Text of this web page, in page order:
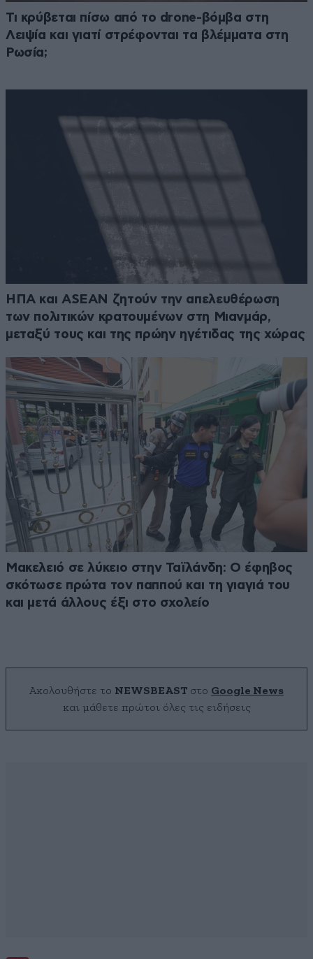
Τι κρύβεται πίσω από το drone-βόμβα στη
Λειψία και γιατί στρέφονται τα βλέμματα στη
Ρωσία;
ΗΠΑ και ASEAN ζητούν την απελευθέρωση
των πολιτικών κρατουμένων στη Μιανμάρ,
μεταξύ τους και της πρώην ηγέτιδας της χώρας
Μακελειό σε λύκειο στην Ταϊλάνδη: Ο έφηβος
σκότωσε πρώτα τον παππού και τη γιαγιά του
και μετά άλλους έξι στο σχολείο
Ακολουθήστε το NEWSBEAST στο Google News
και μάθετε πρώτοι όλες τις ειδήσεις